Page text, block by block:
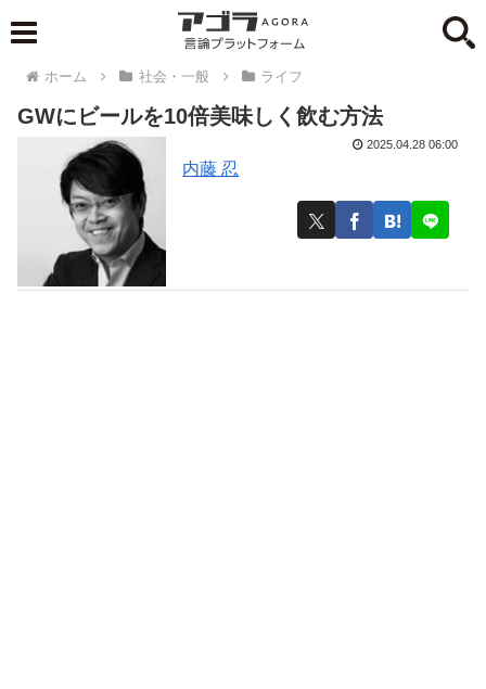
ホーム 社会・一般 ライフ
GWにビールを10倍美味しく飲む方法
内藤 忍
2025.04.28 06:00